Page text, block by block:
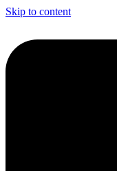
Skip to content